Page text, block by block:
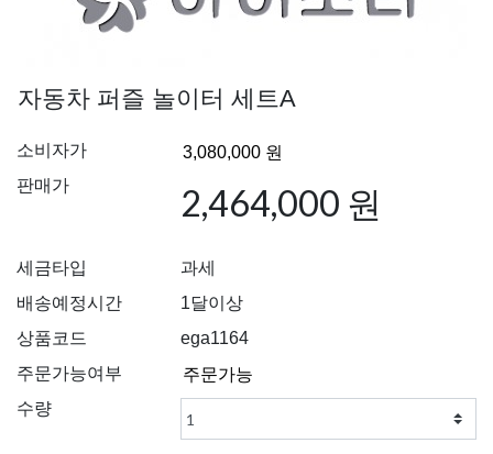
자동차 퍼즐 놀이터 세트A
소비자가
판매가
2,464,000 원
세금타입
과세
배송예정시간
1달이상
상품코드
ega1164
주문가능여부
수량